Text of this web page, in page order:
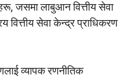
जसमा लाबुआन वित्तीय सेवा
वित्तीय सेवा केन्द्र प्राधिकरण
व्यापक रणनीतिक